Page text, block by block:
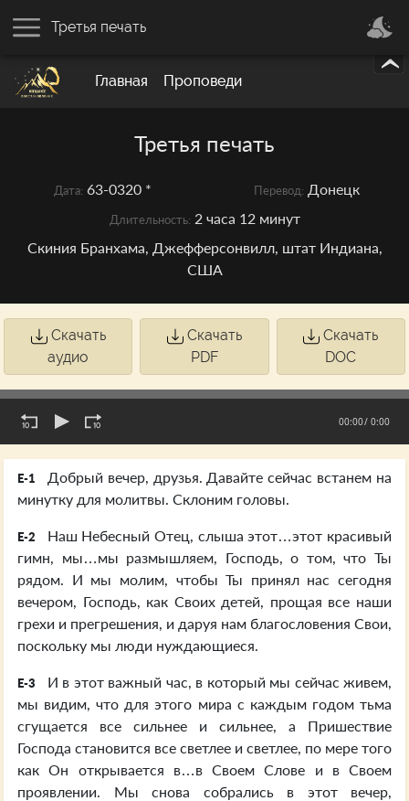
Главная Проповеди
Третья печать
Третья печать
Дата: 63-0320 * Перевод: Донецк
Длительность: 2 часа 12 минут
Скиния Бранхама, Джефферсонвилл, штат Индиана,
США
Скачать
аудио
Скачать
PDF
Скачать
DOC
00:00/ 0:00
E-1
Добрый вечер, друзья. Давайте сейчас встанем на
минутку для молитвы. Склоним головы.
E-2
Наш Небесный Отец, слыша этот…этот красивый
гимн, мы…мы размышляем, Господь, о том, что Ты
рядом. И мы молим, чтобы Ты принял нас сегодня
вечером, Господь, как Своих детей, прощая все наши
грехи и прегрешения, и даруя нам благословения Свои,
поскольку мы люди нуждающиеся.
E-3
И в этот важный час, в который мы сейчас живем,
мы видим, что для этого мира с каждым годом тьма
сгущается все сильнее и сильнее, а Пришествие
Господа становится все светлее и светлее, по мере того
как Он открывается в…в Своем Слове и в Своем
проявлении. Мы снова собрались в этот вечер,